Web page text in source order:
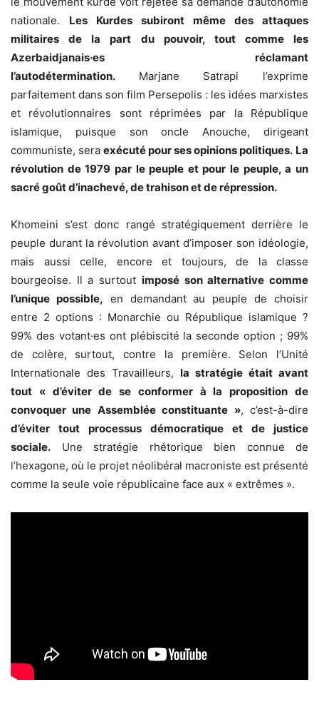
nationale. Les Kurdes subiront même des attaques
militaires de la part du pouvoir, tout comme les
Azerbaidjanais·es réclamant
l’autodétermination. Marjane Satrapi l’exprime
parfaitement dans son film Persepolis : les idées marxistes
et révolutionnaires sont réprimées par la République
islamique, puisque son oncle Anouche, dirigeant
communiste, sera exécuté pour ses opinions politiques. La
révolution de 1979 par le peuple et pour le peuple, a un
sacré goût d’inachevé, de trahison et de répression.
Khomeini s’est donc rangé stratégiquement derrière le
peuple durant la révolution avant d’imposer son idéologie,
mais aussi celle, encore et toujours, de la classe
bourgeoise. Il a surtout imposé son alternative comme
l’unique possible, en demandant au peuple de choisir
entre 2 options : Monarchie ou République islamique ?
99% des votant·es ont plébiscité la seconde option ; 99%
de colère, surtout, contre la première. Selon l’Unité
Internationale des Travailleurs, la stratégie était avant
tout « d’éviter de se conformer à la proposition de
convoquer une Assemblée constituante », c’est-à-dire
d’éviter tout processus démocratique et de justice
sociale. Une stratégie rhétorique bien connue de
l’hexagone, où le projet néolibéral macroniste est présenté
comme la seule voie républicaine face aux « extrêmes ».